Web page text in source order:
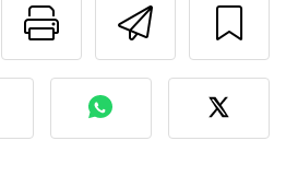
Imprima
com o autor